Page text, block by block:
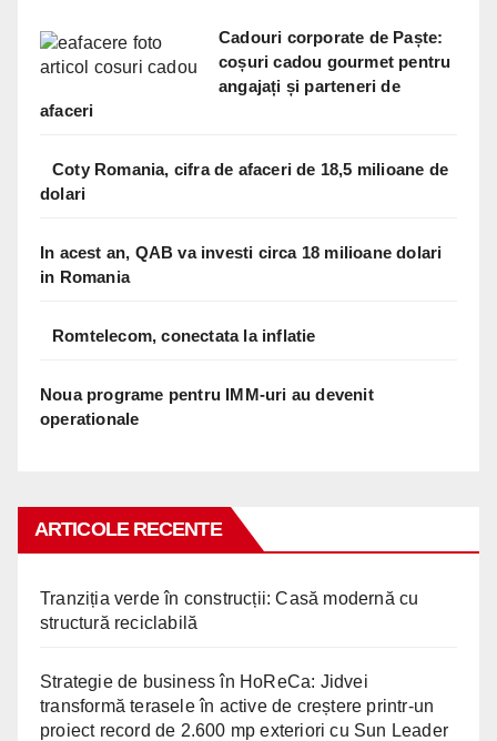
Cadouri corporate de Paște:
coșuri cadou gourmet pentru
angajați și parteneri de
afaceri
Coty Romania, cifra de afaceri de 18,5 milioane de
dolari
In acest an, QAB va investi circa 18 milioane dolari
in Romania
Romtelecom, conectata la inflatie
Noua programe pentru IMM-uri au devenit
operationale
ARTICOLE RECENTE
Tranziția verde în construcții: Casă modernă cu
structură reciclabilă
Strategie de business în HoReCa: Jidvei
transformă terasele în active de creștere printr-un
proiect record de 2.600 mp exteriori cu Sun Leader